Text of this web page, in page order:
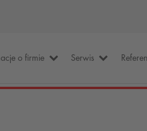
o firmie Serwis